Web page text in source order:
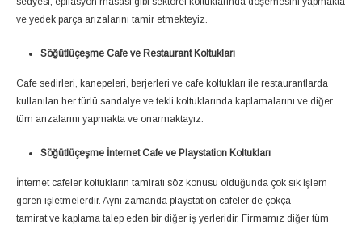
ve yedek parça arızalarını tamir etmekteyiz.
Söğütlüçeşme Cafe ve Restaurant Koltukları
Cafe sedirleri, kanepeleri, berjerleri ve cafe koltukları ile restaurantlarda
kullanılan her türlü sandalye ve tekli koltuklarında kaplamalarını ve diğer
tüm arızalarını yapmakta ve onarmaktayız.
Söğütlüçeşme İnternet Cafe ve Playstation Koltukları
İnternet cafeler koltukların tamiratı söz konusu olduğunda çok sık işlem
gören işletmelerdir. Aynı zamanda playstation cafeler de çokça
tamirat ve kaplama talep eden bir diğer iş yerleridir. Firmamız diğer tüm